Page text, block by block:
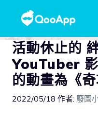
活動休止的
YouTuber
的動畫為《奇
2022/05/18 作者: 廢圖